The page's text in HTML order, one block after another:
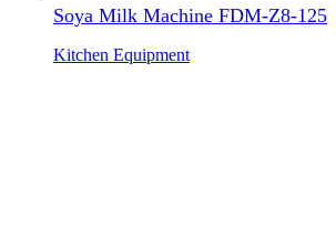
Soya Milk Machine FDM-Z8-125
Kitchen Equipment